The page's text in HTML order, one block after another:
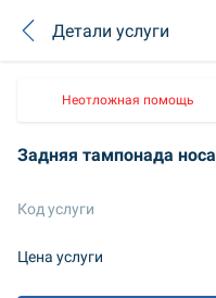
Детали услуги
Неотложная помощь
Задняя тампонада носа
Код услуги
Цена услуги